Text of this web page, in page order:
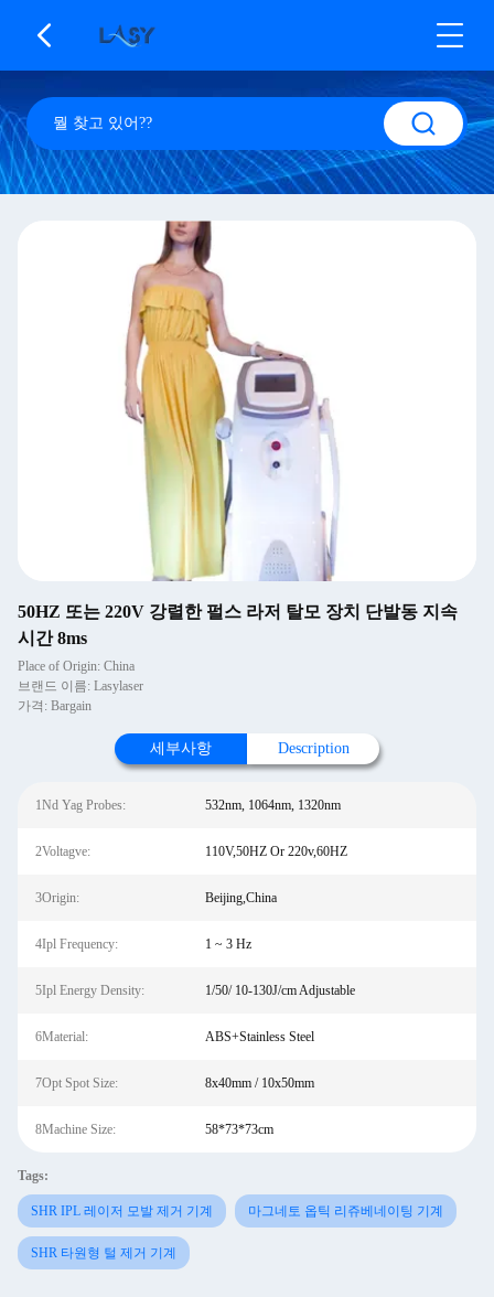
50HZ 또는 220V 강렬한 펄스 라저 탈모 장치 단발동 지속
시간 8ms
Place of Origin: China
브랜드 이름: Lasylaser
가격: Bargain
세부사항 Description
1Nd Yag Probes: 532nm, 1064nm, 1320nm
2Voltagve: 110V,50HZ Or 220v,60HZ
3Origin: Beijing,China
4Ipl Frequency: 1 ~ 3 Hz
5Ipl Energy Density: 1/50/ 10-130J/cm Adjustable
6Material: ABS+Stainless Steel
7Opt Spot Size: 8x40mm / 10x50mm
8Machine Size: 58*73*73cm
Tags:
SHR IPL 레이저 모발 제거 기계 마그네토 옵틱 리쥬베네이팅 기계
SHR 타원형 털 제거 기계